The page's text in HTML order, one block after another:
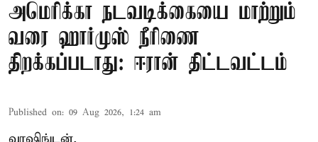
அமெரிக்கா நடவடிக்கையை மாற்றும்
வரை ஹார்முஸ் நீரிணை
திறக்கப்படாது: ஈரான் திட்டவட்டம்
Published on: 09 Aug 2026, 1:24 am